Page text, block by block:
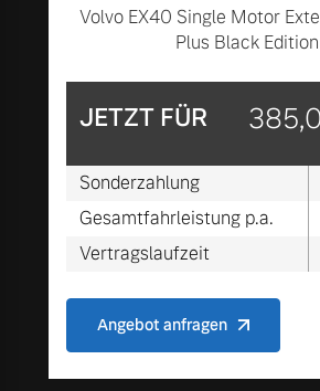
Volvo EX40 Single Motor
Plus Black Edition
JETZT FÜR
Sonderzahlung
Gesamtfahrleistung p.a.
Vertragslaufzeit
Angebot anfragen